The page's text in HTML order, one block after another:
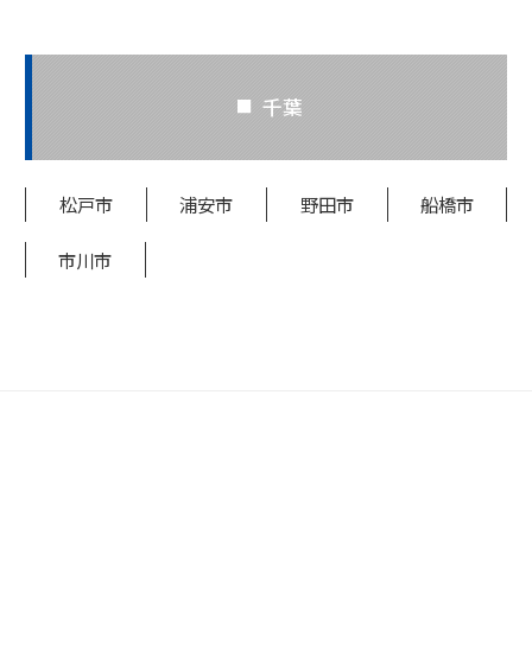
千葉
松戸市 浦安市 野田市 船橋市
市川市